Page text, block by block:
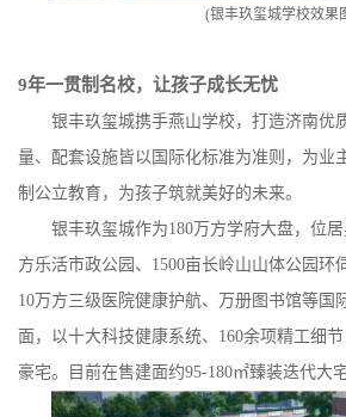
(银丰玖玺城学校效果
9年一贯制名校，让孩子成长无忧
银丰玖玺城携手燕山学校，打造济南优
量、配套设施皆以国际化标准为准则，为业
制公立教育，为孩子筑就美好的未来。
银丰玖玺城作为180万方学府大盘，位
方乐活市政公园、 1500亩长岭山山体公园环
10万方三级医院健康护航、万册图书馆等国
面，以十大科技健康系统、 160余项精工细
豪宅。目前在售建面约95-180㎡臻装迭代大